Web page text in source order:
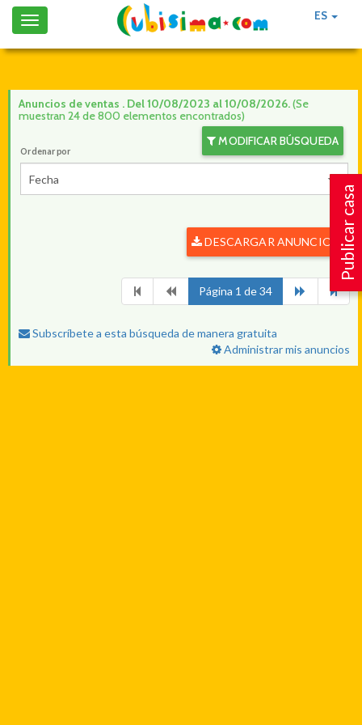
ES
Toggle
navigation
Publicar casa
Anuncios de ventas . Del 10/08/2023 al 10/08/2026.(Se
muestran 24 de 800 elementos encontrados)
MODIFICAR BÚSQUEDA
Ordenar por
Fecha
DESCARGAR ANUNCIOS
Página 1 de 34
Subscríbete a esta búsqueda de manera gratuita
Administrar mis anuncios